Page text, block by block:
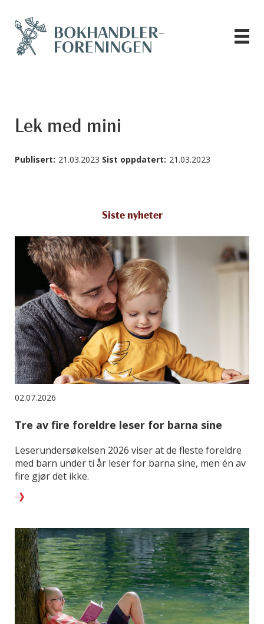
Lek med mini
Publisert: 21.03.2023 Sist oppdatert: 21.03.2023
Siste nyheter
02.07.2026
Tre av fire foreldre leser for barna sine
Leserundersøkelsen 2026 viser at de fleste foreldre
med barn under ti år leser for barna sine, men én av
fire gjør det ikke.